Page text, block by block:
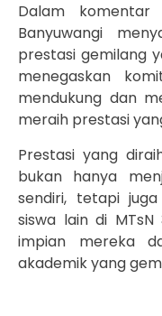
Dalam komentar
Banyuwangi
prestasi gemilang
menegaskan
mendukung dan
meraih prestasi
Prestasi yang
bukan hanya
sendiri, tetapi
siswa lain di
impian mereka
akademik yang